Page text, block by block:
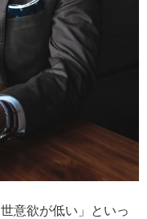
意欲が低い」といっ